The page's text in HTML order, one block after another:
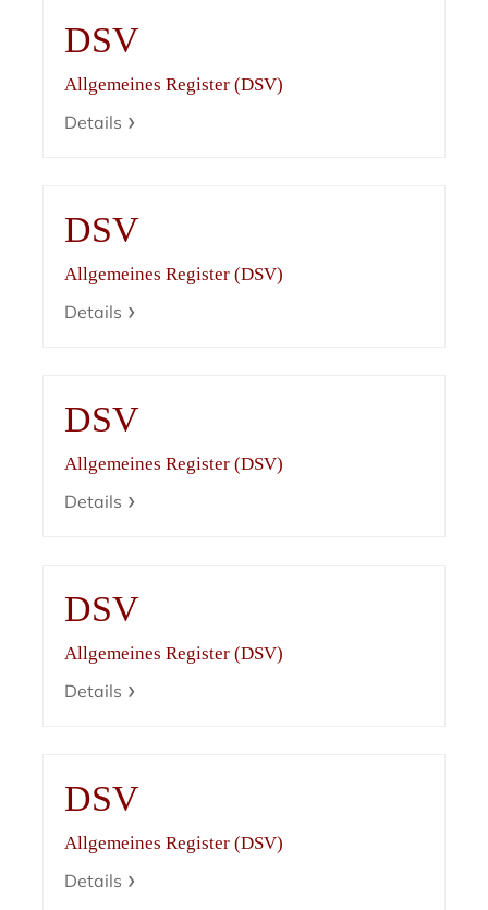
DSV
Allgemeines Register (DSV)
Details
DSV
Allgemeines Register (DSV)
Details
DSV
Allgemeines Register (DSV)
Details
DSV
Allgemeines Register (DSV)
Details
DSV
Allgemeines Register (DSV)
Details